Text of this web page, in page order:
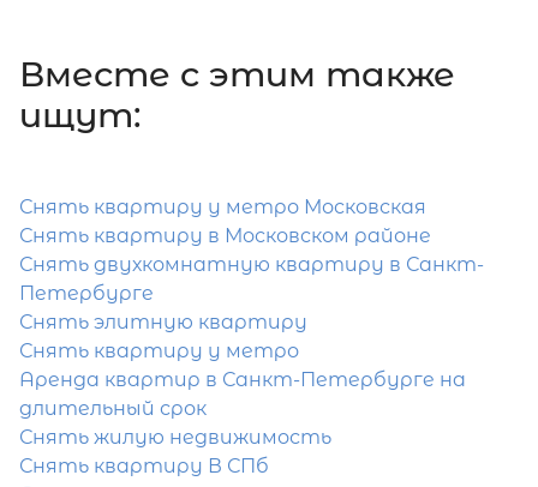
Вместе c этим также
ищут:
Снять квартиру у метро Московская
Снять квартиру в Московском районе
Снять двухкомнатную квартиру в Санкт-
Петербурге
Снять элитную квартиру
Снять квартиру у метро
Аренда квартир в Санкт-Петербурге на
длительный срок
Снять жилую недвижимость
Снять квартиру В СПб